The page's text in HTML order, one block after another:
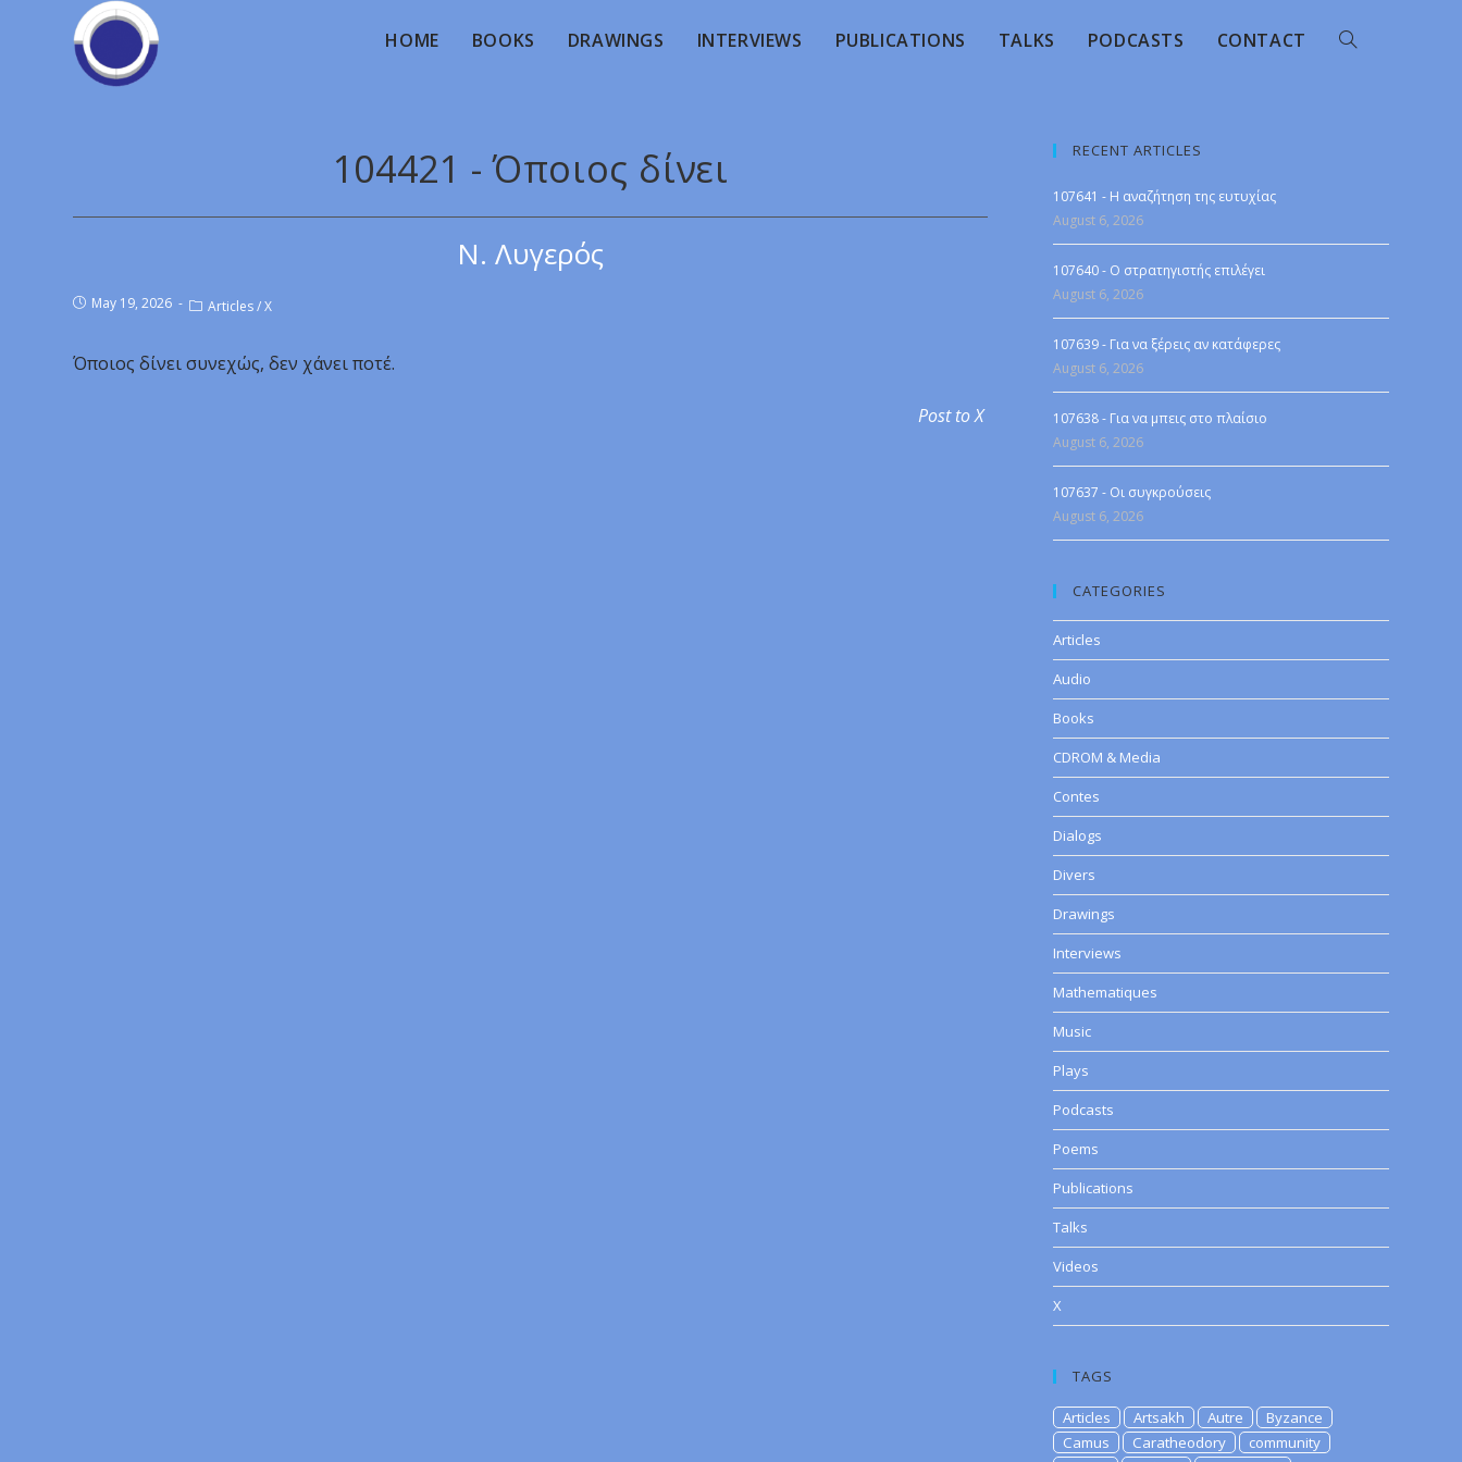
HOME BOOKS DRAWINGS INTERVIEWS PUBLICATIONS TALKS PODCASTS CONTACT
104421 - Όποιος δίνει
Ν. Λυγερός
May 19, 2026 Articles/X
Όποιος δίνει συνεχώς, δεν χάνει ποτέ.
Post to X
RECENT ARTICLES
107641 - Η αναζήτηση της ευτυχίας
August 6, 2026
107640 - Ο στρατηγιστής επιλέγει
August 6, 2026
107639 - Για να ξέρεις αν κατάφερες
August 6, 2026
107638 - Για να μπεις στο πλαίσιο
August 6, 2026
107637 - Οι συγκρούσεις
August 6, 2026
CATEGORIES
Articles
Audio
Books
CDROM & Media
Contes
Dialogs
Divers
Drawings
Interviews
Mathematiques
Music
Plays
Podcasts
Poems
Publications
Talks
Videos
X
TAGS
Articles Artsakh Autre
Byzance
Camus
Caratheodory
community